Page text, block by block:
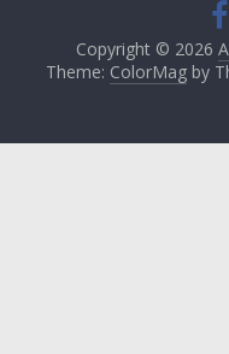
Copyright © 2026
Theme: ColorMagby